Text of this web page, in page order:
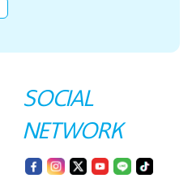
SOCIAL
NETWORK